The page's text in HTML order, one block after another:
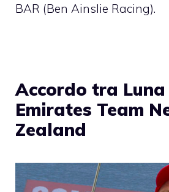
BAR (Ben Ainslie Racing).
Accordo tra Luna
Emirates Team
Zealand